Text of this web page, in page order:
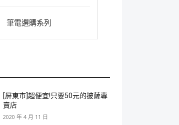
筆電選購系列
[屏東市]超便宜!只要50元的披薩專
賣店
2020 年 4 月 11 日